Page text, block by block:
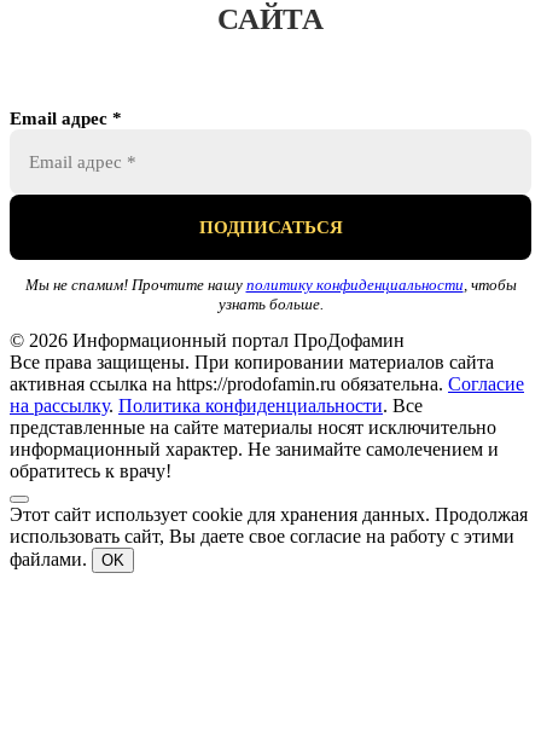
САЙТА
Email адрес *
Мы не спамим! Прочтите нашу политику конфиденциальности, чтобы
узнать больше.
© 2026 Информационный портал ПроДофамин
Все права защищены. При копировании материалов сайта
активная ссылка на https://prodofamin.ru обязательна. Согласие
на рассылку. Политика конфиденциальности. Все
представленные на сайте материалы носят исключительно
информационный характер. Не занимайте самолечением и
обратитесь к врачу!
Этот сайт использует cookie для хранения данных. Продолжая
использовать сайт, Вы даете свое согласие на работу с этими
файлами.
OK